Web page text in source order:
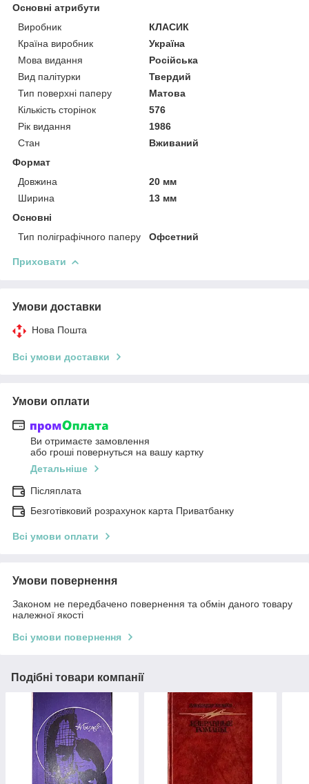
Основні атрибути
Виробник
КЛАСИК
Країна виробник
Україна
Мова видання
Російська
Вид палітурки
Твердий
Тип поверхні паперу
Матова
Кількість сторінок
576
Рік видання
1986
Стан
Вживаний
Формат
Довжина
20 мм
Ширина
13 мм
Основні
Тип поліграфічного паперу
Офсетний
Приховати
Умови доставки
Нова Пошта
Всі умови доставки
Умови оплати
Ви отримаєте замовлення
або гроші повернуться на вашу картку
Детальніше
Післяплата
Безготівковий розрахунок карта Приватбанку
Всі умови оплати
Умови повернення
Законом не передбачено повернення та обмін даного товару
належної якості
Всі умови повернення
Подібні товари компанії